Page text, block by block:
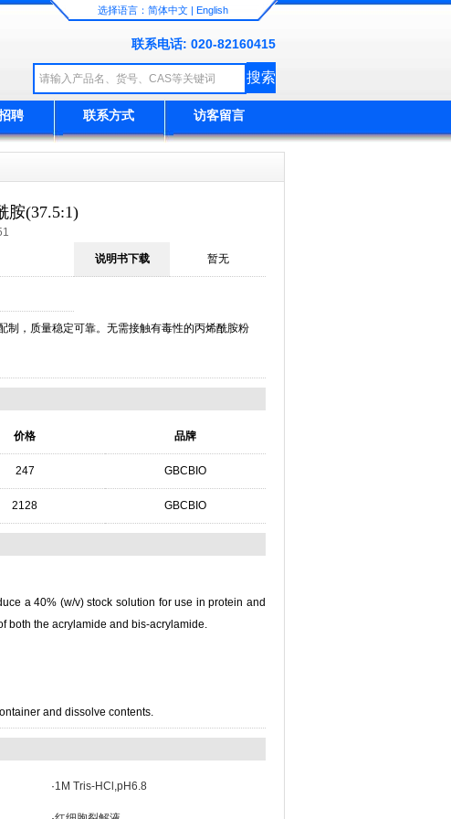
选择语言： 简体中文 | English
联系电话: 020-82160415
聘 联系方式 访客留言
胺(37.5:1)
说明书下载 暂无
，质量稳定可靠。无需接触有毒性的丙烯酰胺粉
价格 品牌
247 GBCBIO
2128 GBCBIO
a 40% (w/v) stock solution for use in protein and
both the acrylamide and bis-acrylamide.
and dissolve contents.
·1M Tris-HCl,pH6.8